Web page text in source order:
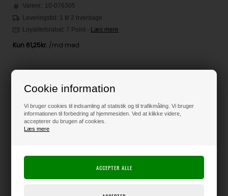
Cookie information
Vi bruger cookies til indsamling af statistik og til trafikmåling. Vi bruger
informationen til forbedring af hjemmesiden. Ved at klikke videre,
accepterer du brugen af cookies.
Læs mere
Varenr.: 10-076305
Leveringstid: 1 til 2 hverdage
Loyalitetsrabat: 7 Point - Læs mere
245,00DKK